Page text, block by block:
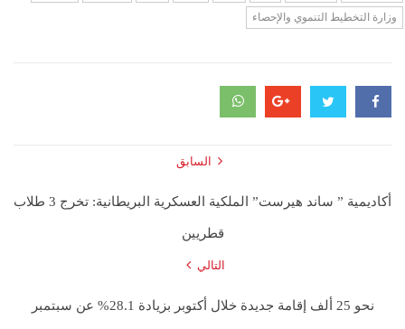
وزارة التخطيط التنموي والإحصاء
السابق
أكاديمية ” ساند هيرست” الملكية العسكرية البريطانية: تخرج 3 طلاب
قطريين
التالي
نحو 25 ألف إقامة جديدة خلال أكتوبر بزيادة 28.1% عن سبتمبر